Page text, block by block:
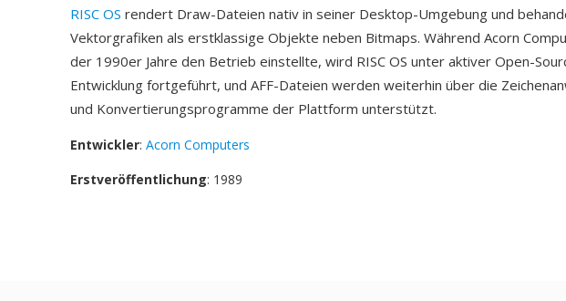
RISC OS rendert Draw-Dateien nativ in seiner Desktop-Umgebung und
Vektorgrafiken als erstklassige Objekte neben Bitmaps. Während Acorn
der 1990er Jahre den Betrieb einstellte, wird RISC OS unter aktiver Open-
Entwicklung fortgeführt, und AFF-Dateien werden weiterhin über die
und Konvertierungsprogramme der Plattform unterstützt.
Entwickler: Acorn Computers
Erstveröffentlichung: 1989